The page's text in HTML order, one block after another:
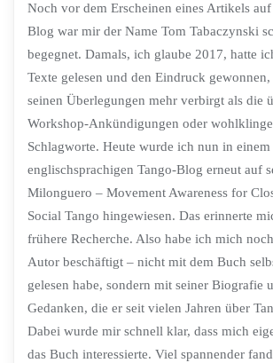
Noch vor dem Erscheinen eines Artikels
Blog war mir der Name Tom Tabaczynski
begegnet. Damals, ich glaube 2017, hatte
Texte gelesen und den Eindruck
seinen Überlegungen mehr verbirgt als die
Workshop-Ankündigungen oder
Schlagworte. Heute wurde ich nun in einem
englischsprachigen Tango-Blog erneut auf
Milonguero – Movement Awareness for
Social Tango hingewiesen. Das erinnerte
frühere Recherche. Also habe ich mich
Autor beschäftigt – nicht mit dem Buch
gelesen habe, sondern mit seiner Biografie
Gedanken, die er seit vielen Jahren über
Dabei wurde mir schnell klar, dass mich
das Buch interessierte. Viel spannender